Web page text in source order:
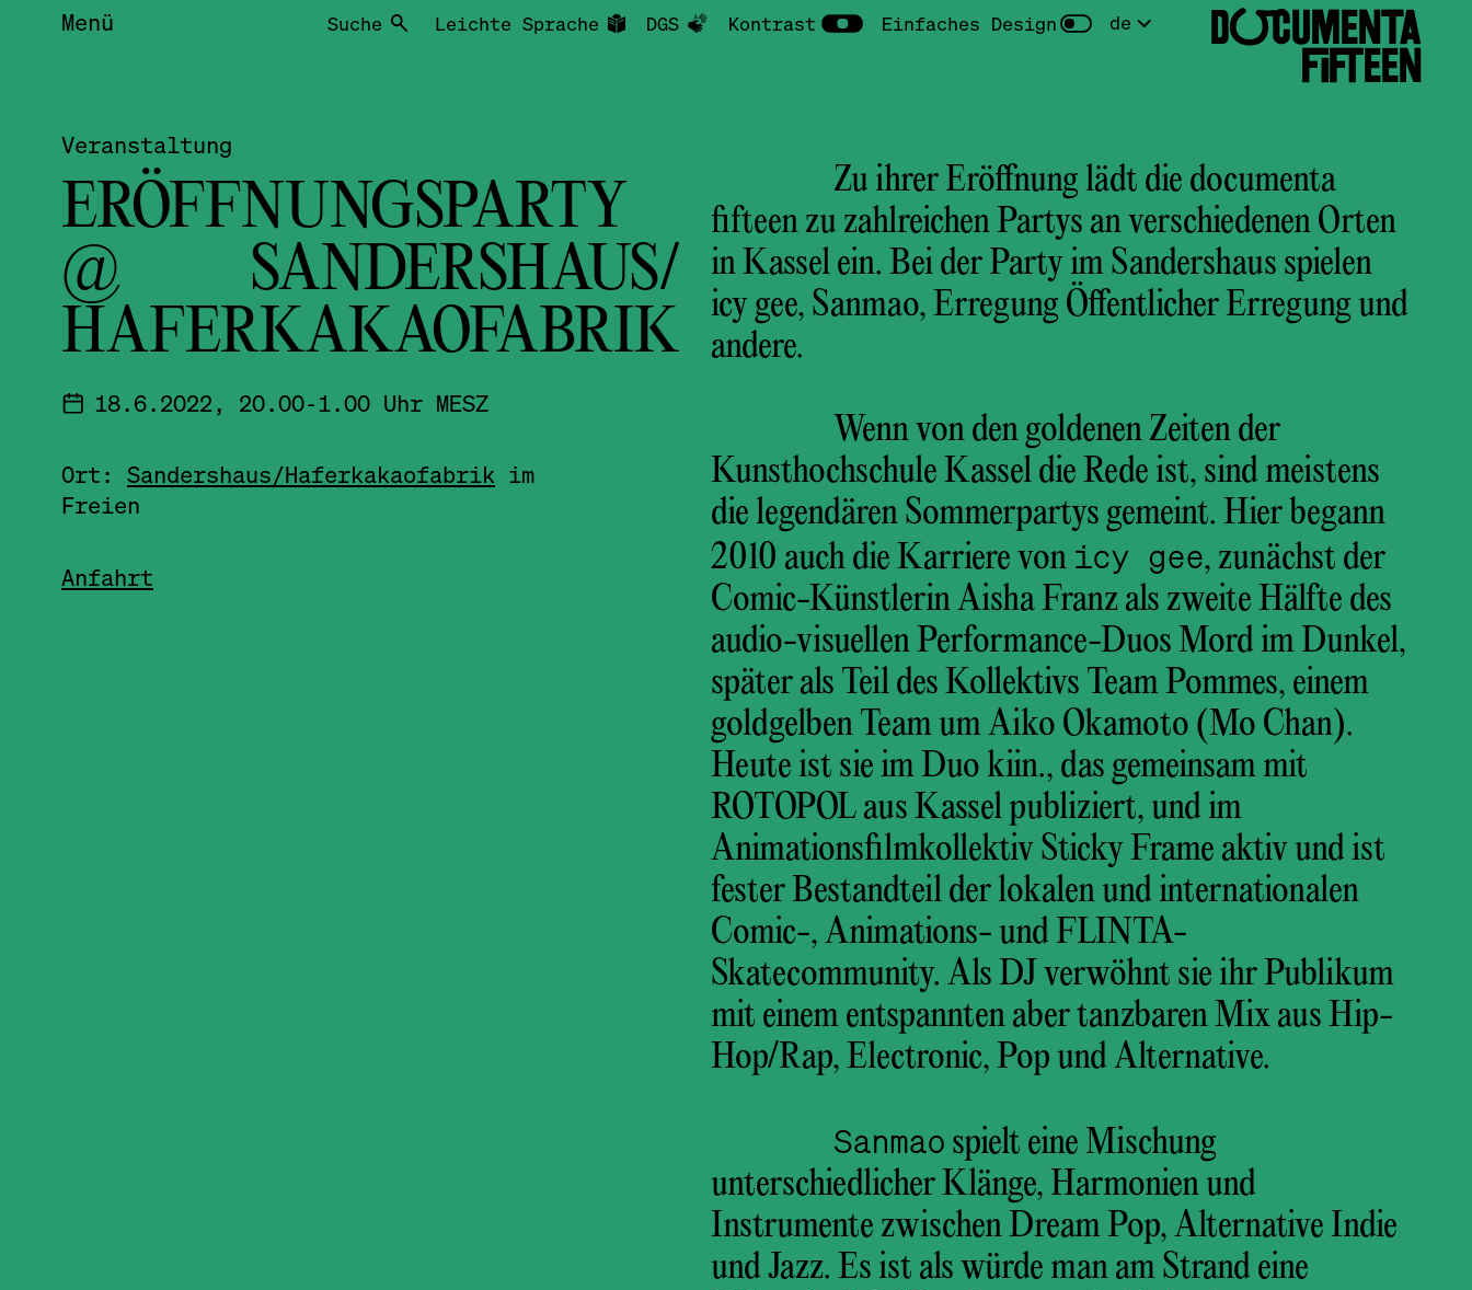
Menü Suche Leichte Sprache DGS Kontrast Einfaches Design de DOCUMENTA
FIFTEEN
Veranstaltung
ERÖFFNUNGSPARTY
@ SANDERSHAUS/
HAFERKAKAOFABRIK
18.6.2022, 20.00-1.00 Uhr MESZ
Ort: Sandershaus/Haferkakao­fabrik im
Freien
Anfahrt
Zu ihrer Eröffnung lädt die documenta
fifteen zu zahlreichen Partys an verschiedenen Orten
in Kassel ein. Bei der Party im Sandershaus spielen
icy gee, Sanmao, Erregung Öffentlicher Erregung und
andere.
Wenn von den goldenen Zeiten der
Kunsthochschule Kassel die Rede ist, sind meistens
die legendären Sommerpartys gemeint. Hier begann
2010 auch die Karriere von icy gee, zunächst der
Comic-Künstlerin Aisha Franz als zweite Hälfte des
audio-visuellen Performance-Duos Mord im Dunkel,
später als Teil des Kollektivs Team Pommes, einem
goldgelben Team um Aiko Okamoto (Mo Chan).
Heute ist sie im Duo kiin., das gemeinsam mit
ROTOPOL aus Kassel publiziert, und im
Animationsfilmkollektiv Sticky Frame aktiv und ist
fester Bestandteil der lokalen und internationalen
Comic-, Animations- und FLINTA-
Skatecommunity. Als DJ verwöhnt sie ihr Publikum
mit einem entspannten aber tanzbaren Mix aus Hip-
Hop/Rap, Electronic, Pop und Alternative.
Sanmao spielt eine Mischung
unterschiedlicher Klänge, Harmonien und
Instrumente zwischen Dream Pop, Alternative Indie
und Jazz. Es ist als würde man am Strand eine